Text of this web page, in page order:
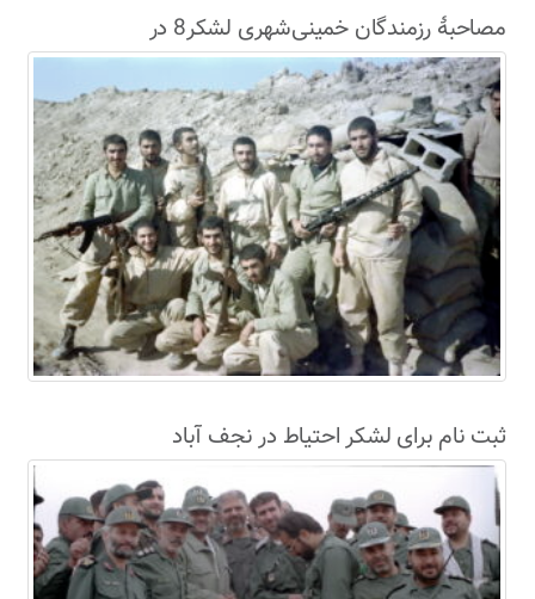
مصاحبۀ رزمندگان خمینی‌شهری لشکر8 در
سال63+فیلم
ثبت نام برای لشکر احتیاط در نجف آباد